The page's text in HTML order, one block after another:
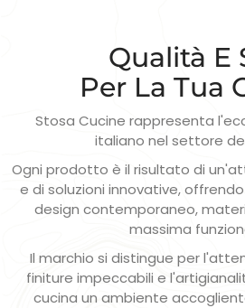
Qualità E
Per La Tua
Stosa Cucine rappresenta
italiano nel settore
Ogni prodotto è il risultato di
e di soluzioni innovative,
design contemporaneo,
massima
Il marchio si distingue per
finiture impeccabili e
cucina un ambiente